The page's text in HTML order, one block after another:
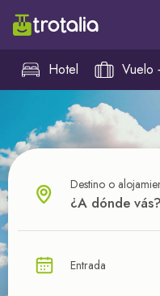
Hotel Vuelo
¿CUÁL VA A
Destino o
Entrada